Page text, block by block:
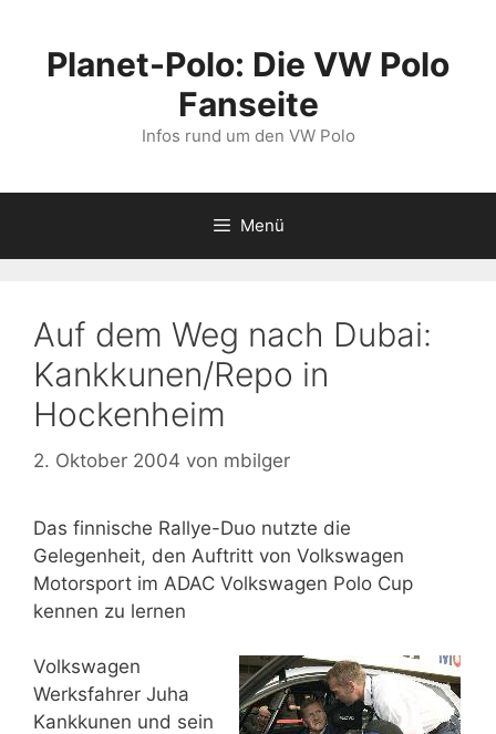
springenPlanet-Polo: Die VW Polo
Fanseite
Infos rund um den VW Polo
Menü
Auf dem Weg nach Dubai:
Kankkunen/Repo in
Hockenheim
2. Oktober 2004 von mbilger
Das finnische Rallye-Duo nutzte die
Gelegenheit, den Auftritt von Volkswagen
Motorsport im ADAC Volkswagen Polo Cup
kennen zu lernen
Volkswagen
Werksfahrer Juha
Kankkunen und sein